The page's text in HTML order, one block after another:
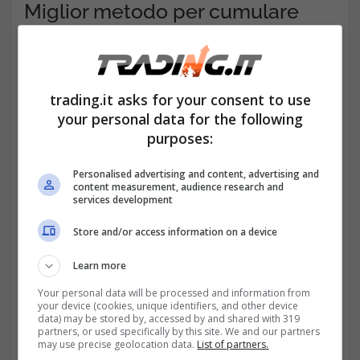
Miglior metodo per cumulare
come fare
Da qui subentrano tutta una serie di dilemmi,
non solo la cumulabilità, quanto anchela
trading.it asks for your consent to use
your personal data for the following
purposes:
Personalised advertising and content, advertising and
content measurement, audience research and
services development
Store and/or access information on a device
Learn more
Your personal data will be processed and information from
your device (cookies, unique identifiers, and other device
data) may be stored by, accessed by and shared with 319
partners, or used specifically by this site. We and our partners
may use precise geolocation data. List of partners.